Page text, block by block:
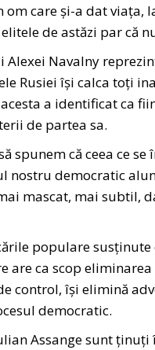
care și-a dat viața,
de astăzi par că
Navalny
Rusiei își calca toți
a identificat ca
de partea sa.
spunem că ceea ce
democratic
mascat, mai subtil,
populare susținute
ca scop
control, își elimină
democratic.
Assange sunt